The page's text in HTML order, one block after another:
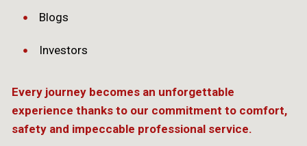
Every journey becomes an unforgettable
experience thanks to our commitment to comfort,
safety and impeccable professional service.
Blogs
Investors